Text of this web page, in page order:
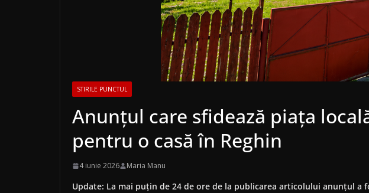
STIRILE PUNCTUL
Anunțul care sfidează piața
pentru o casă în Reghin
4 iunie 2026 Maria Manu
Update: La mai puțin de 24 de ore de la publicarea articolului anunțul a